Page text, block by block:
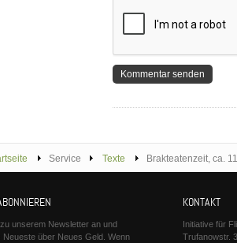
Service Texte Brakteatenzeit, ca.
unserem Newsletter an und
Neueste über Neues Geld. Wenn
KONTAKT
Initiative für
Trufanowstr.